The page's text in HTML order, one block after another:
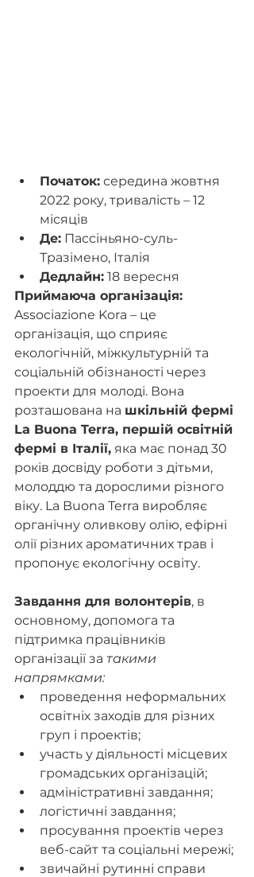
Початок: середина жовтня
2022 року, тривалість – 12
місяців
Де: Пассіньяно-суль-
Тразімено, Італія
Дедлайн: 18 вересня
Приймаюча організація:
Associazione Kora – це
організація, що сприяє
екологічній, міжкультурній та
соціальній обізнаності через
проекти для молоді. Вона
розташована на шкільній фермі
La Buona Terra, першій освітній
фермі в Італії, яка має понад 30
років досвіду роботи з дітьми,
молоддю та дорослими різного
віку. La Buona Terra виробляє
органічну оливкову олію, ефірні
олії різних ароматичних трав і
пропонує екологічну освіту.
Завдання для волонтерів, в
основному, допомога та
підтримка працівників
організації за такими
напрямками:
проведення неформальних
освітніх заходів для різних
груп і проектів;
участь у діяльності місцевих
громадських організацій;
адміністративні завдання;
логістичні завдання;
просування проектів через
веб-сайт та соціальні мережі;
звичайні рутинні справи